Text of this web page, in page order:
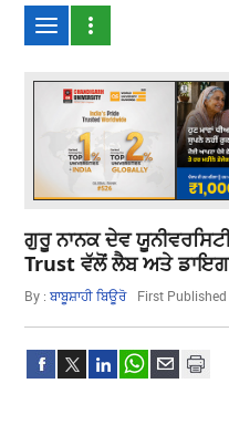
ਗੁਰੂ ਨਾਨਕ ਦੇਵ
Trust ਵੱਲੋਂ ਲੈਬ ਅਤੇ
By :ਬਾਬੂਸ਼ਾਹੀ ਬਿਊਰੋ First